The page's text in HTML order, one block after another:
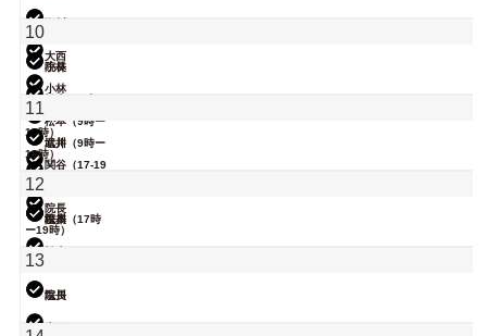
時）
院長
大西
小林
松本（9時ー
18時）
関谷（17-19
時）
院長
10
小林
18時）
武井
時）
院長
11
塩川（9時ー
18時）
松本（17時
ー19時）
院長
12
塩川
13
塩川